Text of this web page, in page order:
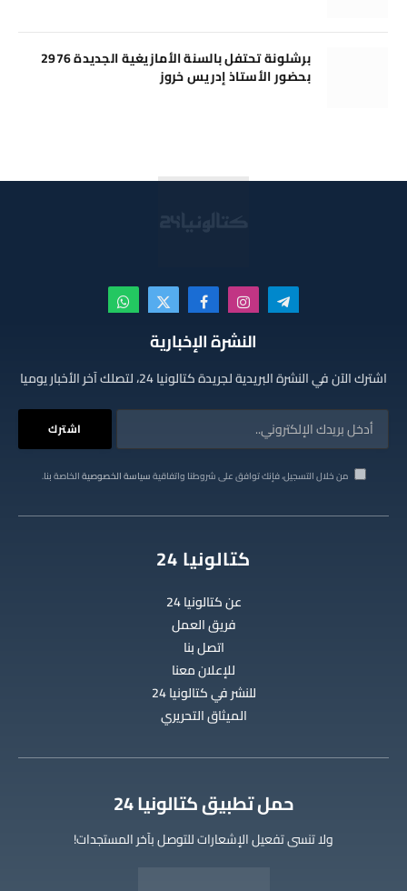
برشلونة تحتفل بالسنة الأمازيغية الجديدة 2976
بحضور الأستاذ إدريس خروز
تيلقرام الانستغرامفيسبوكX
(Twitter)
واتساب
النشرة الإخبارية
اشترك الآن في النشرة البريدية لجريدة كتالونيا 24، لتصلك آخر الأخبار يوميا
من خلال التسجيل، فإنك توافق على شروطنا واتفاقيةسياسة الخصوصيةالخاصة بنا.
كتالونيا 24
عن كتالونيا 24
فريق العمل
اتصل بنا
للإعلان معنا
للنشر في كتالونيا 24
الميثاق التحريري
‫حمل تطبيق كتالونيا 24
ولا تنسى تفعيل الإشعارات للتوصل بآخر المستجدات!